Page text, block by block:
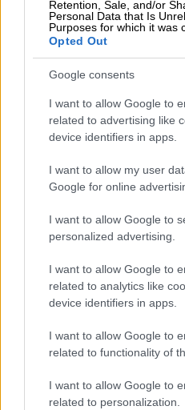
Retention, Sale, and/or
Personal Data that Is
Purposes for which it was
Opted Out
Google consents
I want to allow Google to
related to advertising like
device identifiers in apps.
I want to allow my user
Google for online
I want to allow Google to
personalized advertising.
I want to allow Google to
related to analytics like
device identifiers in apps.
I want to allow Google to
related to functionality of
I want to allow Google to
related to personalization.
Την Κυριακή, 7
υποδέχεται δύο από
ηθοποιούς της
Μαρίλια Μητρούση
Καμιτσάκη, οι οποίοι
τους, τη συνεργασία
ανέπτυξαν μέσα από
τους ρόλους, ενώ
βρέθηκαν για δεύτερη
ζευγάρι.
της από τη μουσική
αποκαλύπτει τον
έπαιξε η Μιμή
ακολουθήσει το
του, ο Απόστολος
χρόνια που σπούδαζε
Θεσσαλονίκη και